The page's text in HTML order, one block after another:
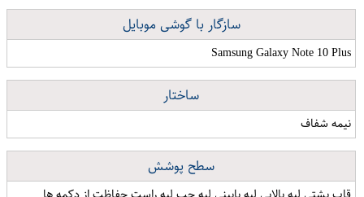
سازگار با گوشی موبایل
Samsung Galaxy Note 10 Plus
ساختار
نیمه شفاف
سطح پوشش